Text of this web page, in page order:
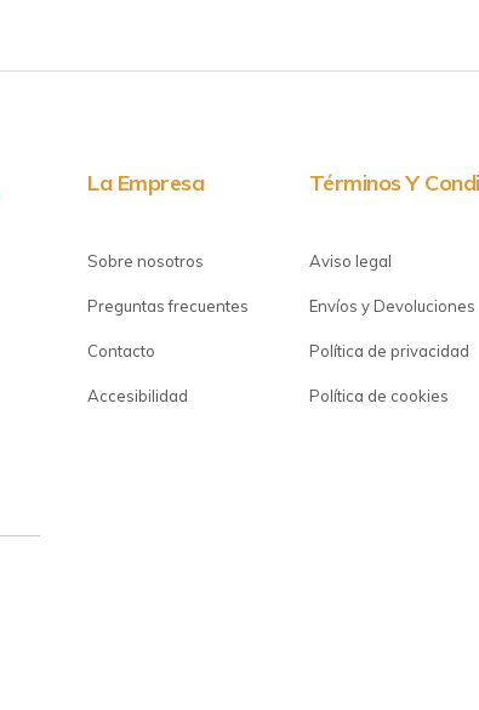
La Empresa
Sobre nosotros
Preguntas frecuentes
Contacto
Accesibilidad
Términos Y
Aviso legal
Envíos y Devoluciones
Política de privacidad
Política de cookies